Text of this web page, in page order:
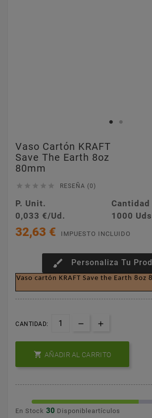
Vaso Cartón KRAFT
Save The Earth 8oz
80mm
     RESEÑA (0)
P. Unit.
Cantidad
0,033 €/Ud.
1000
32,63 € IMPUESTO INCLUIDO
brush Personaliza Tu
Vaso cartón KRAFT Save the Earth 8oz
CANTIDAD:
 AÑADIR AL CARRITO
En Stock 30 Disponibleartículos